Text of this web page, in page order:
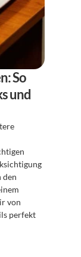
So
und
den
von
perfekt